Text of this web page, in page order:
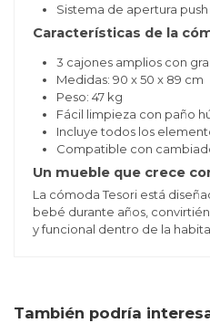
Sistema de apertura
Características de la
3 cajones amplios con
Medidas: 90 x 50 x 89 cm
Peso: 47 kg
Fácil limpieza con paño
Incluye todos los
Compatible con
Un mueble que crece
La cómoda Tesori está
bebé durante años,
y funcional dentro de la
También podría